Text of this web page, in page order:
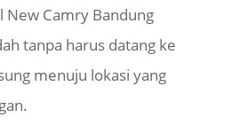
New Camry Bandung
tanpa harus datang ke
menuju lokasi yang